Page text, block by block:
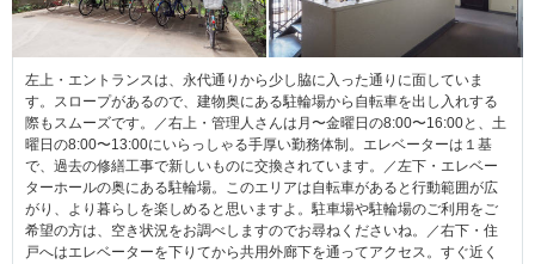
左上・エントランスは、永代通りから少し脇に入った通りに面していま
す。スロープがあるので、建物奥にある駐輪場から自転車を出し入れする
際もスムーズです。／右上・管理人さんは月〜金曜日の8:00〜16:00と、土
曜日の8:00〜13:00にいらっしゃる手厚い勤務体制。エレベーターは１基
で、過去の修繕工事で新しいものに交換されています。／左下・エレベー
ターホールの奥にある駐輪場。このエリアは自転車があると行動範囲が広
がり、より暮らしを楽しめると思いますよ。駐車場や駐輪場のご利用をご
希望の方は、空き状況をお調べしますのでお尋ねくださいね。／右下・住
戸へはエレベーターを下りてから共用外廊下を通ってアクセス。すぐ近く